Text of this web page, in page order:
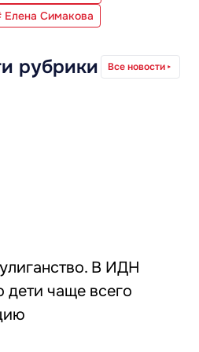
Елена Симакова
рубрики Все новости
В ИДН
дети чаще всего